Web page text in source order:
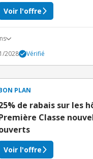
Voir l'offre
2028
Vérifié
PLAN
de rabais sur les
Classe
Voir l'offre